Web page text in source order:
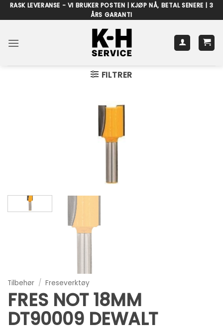
Skip
to
RASK LEVERANSE - VI BRUKER POSTEN | KJØP NÅ, BETAL SENERE | 3
ÅRS GARANTI
FILTRER
Tilbehør / Freseverktøy
FRES NOT 18MM
DT90009 DEWALT